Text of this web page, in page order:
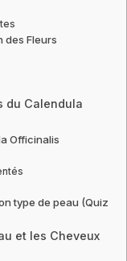
des Fleurs
du Calendula
Officinalis
type de peau (Quiz
et les Cheveux